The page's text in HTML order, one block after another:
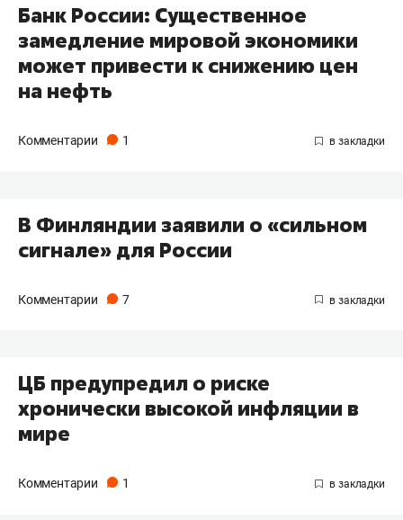
Банк России: Существенное
замедление мировой экономики
может привести к снижению цен
на нефть
Комментарии 1
В Финляндии заявили о «сильном
сигнале» для России
Комментарии 7
ЦБ предупредил о риске
хронически высокой инфляции в
мире
Комментарии 1